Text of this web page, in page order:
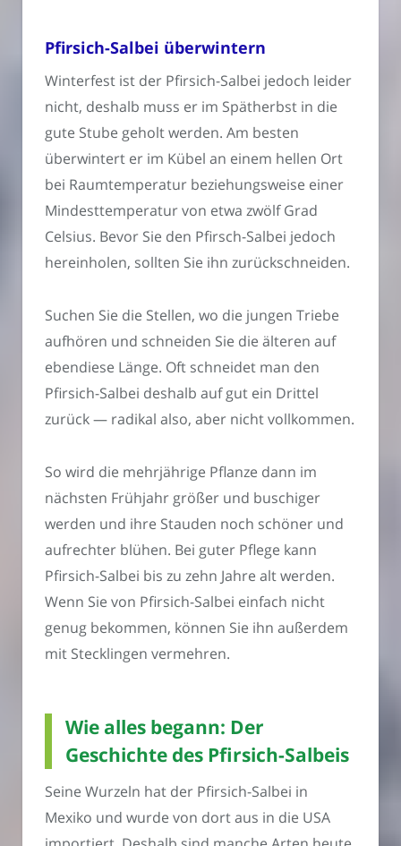
Pfirsich-Salbei überwintern
Winterfest ist der Pfirsich-Salbei jedoch leider
nicht, deshalb muss er im Spätherbst in die
gute Stube geholt werden. Am besten
überwintert er im Kübel an einem hellen Ort
bei Raumtemperatur beziehungsweise einer
Mindesttemperatur von etwa zwölf Grad
Celsius. Bevor Sie den Pfirsch-Salbei jedoch
hereinholen, sollten Sie ihn zurückschneiden.
Suchen Sie die Stellen, wo die jungen Triebe
aufhören und schneiden Sie die älteren auf
ebendiese Länge. Oft schneidet man den
Pfirsich-Salbei deshalb auf gut ein Drittel
zurück — radikal also, aber nicht vollkommen.
So wird die mehrjährige Pflanze dann im
nächsten Frühjahr größer und buschiger
werden und ihre Stauden noch schöner und
aufrechter blühen. Bei guter Pflege kann
Pfirsich-Salbei bis zu zehn Jahre alt werden.
Wenn Sie von Pfirsich-Salbei einfach nicht
genug bekommen, können Sie ihn außerdem
mit Stecklingen vermehren.
Wie alles begann: Der
Geschichte des Pfirsich-Salbeis
Seine Wurzeln hat der Pfirsich-Salbei in
Mexiko und wurde von dort aus in die USA